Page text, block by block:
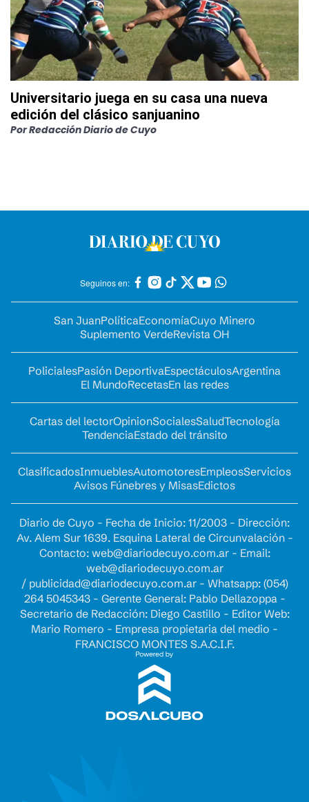
Universitario juega en su casa una nueva
edición del clásico sanjuanino
PorRedacción Diario de Cuyo
Seguinos en:
San JuanPolíticaEconomíaCuyo Minero
Suplemento VerdeRevista OH
PolicialesPasión DeportivaEspectáculosArgentina
El MundoRecetasEn las redes
Cartas del lectorOpinionSocialesSaludTecnología
TendenciaEstado del tránsito
ClasificadosInmueblesAutomotoresEmpleosServicios
Avisos Fúnebres y MisasEdictos
Diario de Cuyo - Fecha de Inicio: 11/2003 - Dirección:
Av. Alem Sur 1639. Esquina Lateral de Circunvalación -
Contacto: web@diariodecuyo.com.ar- Email:
web@diariodecuyo.com.ar
/ publicidad@diariodecuyo.com.ar- Whatsapp: (054)
264 5045343 - Gerente General: Pablo Dellazoppa -
Secretario de Redacción: Diego Castillo - Editor Web:
Mario Romero - Empresa propietaria del medio -
FRANCISCO MONTES S.A.C.I.F.